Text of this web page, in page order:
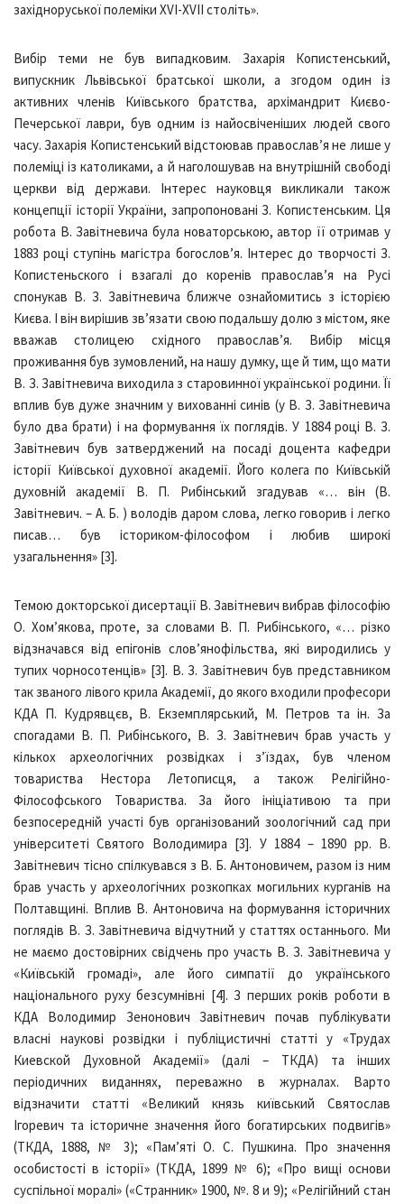
західноруської полеміки ХVI-XVII століть».
Вибір теми не був випадковим. Захарія Копистенський,
випускник Львівської братської школи, а згодом один із
активних членів Київського братства, архімандрит Києво-
Печерської лаври, був одним із найосвіченіших людей свого
часу. Захарія Копистенський відстоював православ’я не лише у
полеміці із католиками, а й наголошував на внутрішній свободі
церкви від держави. Інтерес науковця викликали також
концепції історії України, запропоновані З. Копистенським. Ця
робота В. Завітневича була новаторською, автор її отримав у
1883 році ступінь магістра богослов’я. Інтерес до творчості З.
Копистеньского і взагалі до коренів православ’я на Русі
спонукав В. З. Завітневича ближче ознайомитись з історією
Києва. І він вирішив зв’язати свою подальшу долю з містом, яке
вважав столицею східного православ’я. Вибір місця
проживання був зумовлений, на нашу думку, ще й тим, що мати
В. З. Завітневича виходила з старовинної української родини. Її
вплив був дуже значним у вихованні синів (у В. З. Завітневича
було два брати) і на формування їх поглядів. У 1884 році В. З.
Завітневич був затверджений на посаді доцента кафедри
історії Київської духовної академії. Його колега по Київській
духовній академії В. П. Рибінський згадував «… він (В.
Завітневич. – А. Б. ) володів даром слова, легко говорив і легко
писав… був істориком-філософом і любив широкі
узагальнення» [3].
Темою докторської дисертації В. Завітневич вибрав філософію
О. Хом’якова, проте, за словами В. П. Рибінського, «… різко
відзначався від епігонів слов’янофільства, які виродились у
тупих чорносотенців» [3]. В. З. Завітневич був представником
так званого лівого крила Академії, до якого входили професори
КДА П. Кудрявцєв, В. Екземплярський, М. Петров та ін. За
спогадами В. П. Рибінського, В. З. Завітневич брав участь у
кількох археологічних розвідках і з’їздах, був членом
товариства Нестора Летописця, а також Релігійно-
Філософського Товариства. За його ініціативою та при
безпосередній участі був організований зоологічний сад при
університеті Святого Володимира [3]. У 1884 – 1890 рр. В.
Завітневич тісно спілкувався з В. Б. Антоновичем, разом із ним
брав участь у археологічних розкопках могильних курганів на
Полтавщині. Вплив В. Антоновича на формування історичних
поглядів В. З. Завітневича відчутний у статтях останнього. Ми
не маємо достовірних свідчень про участь В. З. Завітневича у
«Київській громаді», але його симпатії до українського
національного руху безсумнівні [4]. З перших років роботи в
КДА Володимир Зенонович Завітневич почав публікувати
власні наукові розвідки і публіцистичні статті у «Трудах
Киевской Духовной Академії» (далі – ТКДА) та інших
періодичних виданнях, переважно в журналах. Варто
відзначити статті «Великий князь київський Святослав
Ігоревич та історичне значення його богатирських подвигів»
(ТКДА, 1888, № 3); «Пам’яті О. С. Пушкина. Про значення
особистості в історії» (ТКДА, 1899 № 6); «Про вищі основи
суспільної моралі» («Странник» 1900, №. 8 и 9); «Релігійний стан